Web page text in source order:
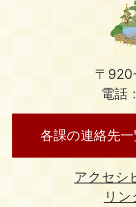
〒
電話
各課の連絡先
アクセシ
リ